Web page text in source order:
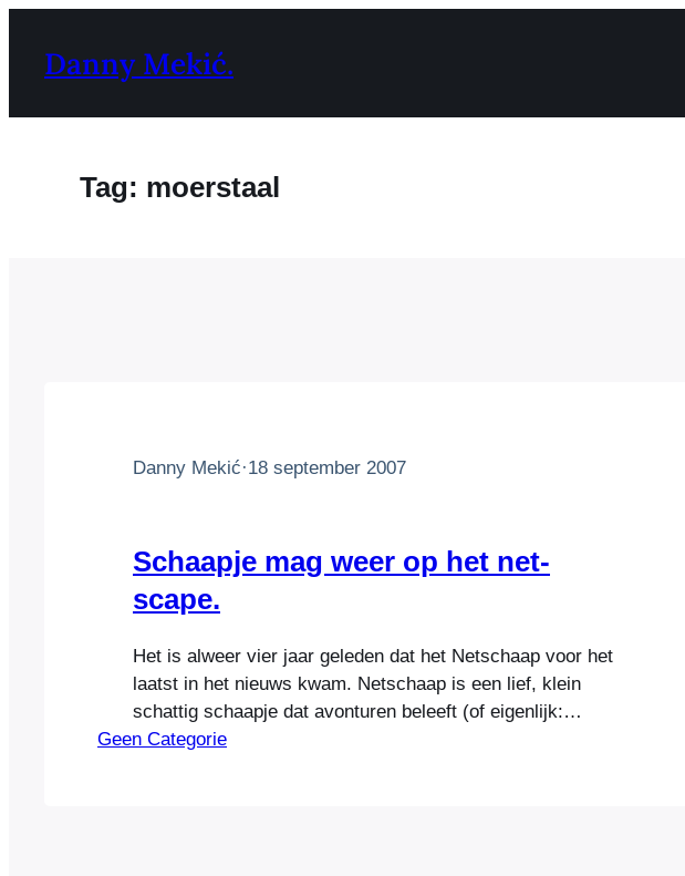
naar
inhoud
Danny Mekić.
Tag: moerstaal
Danny Mekić·18 september 2007
Schaapje mag weer op het net-
scape.
Het is alweer vier jaar geleden dat het Netschaap voor het
laatst in het nieuws kwam. Netschaap is een lief, klein
schattig schaapje dat avonturen beleeft (of eigenlijk:
beleefde) op het internet. Via de website www.netschaap.nl
Geen Categorie